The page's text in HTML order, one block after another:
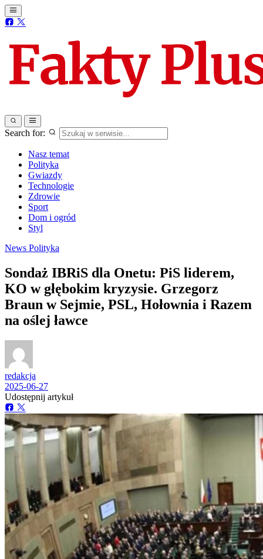
Search for:
Nasz temat
Polityka
Gwiazdy
Technologie
Zdrowie
Sport
Dom i ogród
Styl
News Polityka
Sondaż IBRiS dla Onetu: PiS liderem,
KO w głębokim kryzysie. Grzegorz
Braun w Sejmie, PSL, Hołownia i Razem
na oślej ławce
redakcja
2025-06-27
Udostępnij artykuł